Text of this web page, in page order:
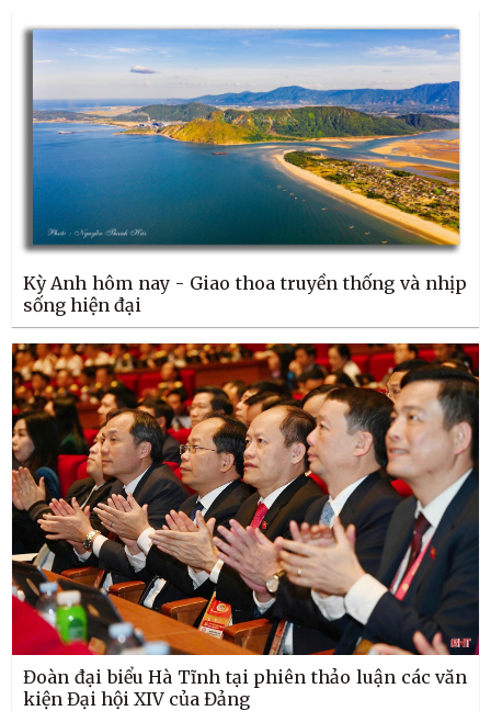
Kỳ Anh hôm nay - Giao thoa truyền thống và nhịp
sống hiện đại
Đoàn đại biểu Hà Tĩnh tại phiên thảo luận các văn
kiện Đại hội XIV của Đảng